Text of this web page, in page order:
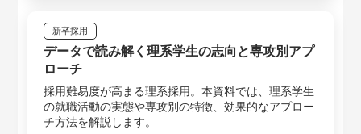
新卒採用
データで読み解く理系学生の志向と専攻別アプ
ローチ
採用難易度が高まる理系採用。本資料では、理系学生
の就職活動の実態や専攻別の特徴、効果的なアプロー
チ方法を解説します。